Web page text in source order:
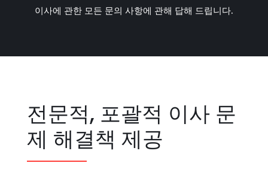
이사에 관한 모든 문의 사항에 관해 답해 드립니다.
전문적, 포괄적 이사 문
제 해결책 제공